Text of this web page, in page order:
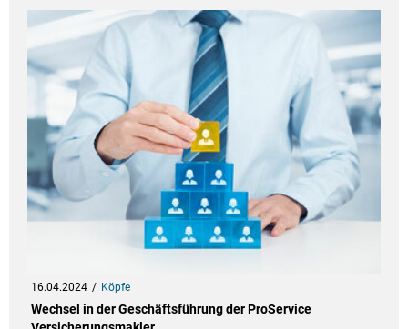
16.04.2024 Köpfe
Wechsel in der Geschäftsführung der ProService